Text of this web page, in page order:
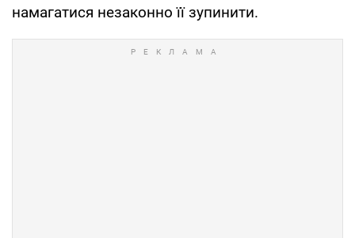
намагатися незаконно її зупинити.